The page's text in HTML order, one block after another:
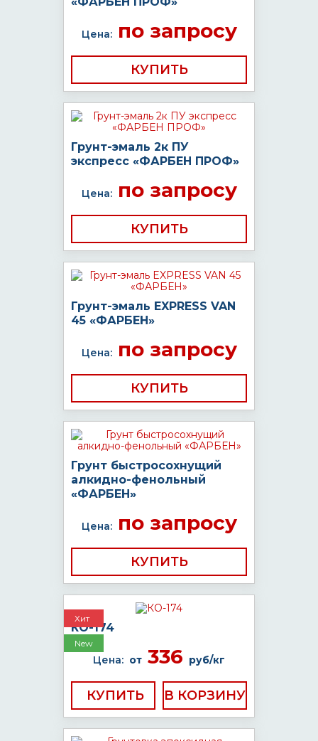
Цена:по запросу
КУПИТЬ
Грунт-эмаль 2к ПУ
экспресс «ФАРБЕН ПРОФ»
Цена:по запросу
КУПИТЬ
Грунт-эмаль EXPRESS VAN
45 «ФАРБЕН»
Цена:по запросу
КУПИТЬ
Грунт быстросохнущий
алкидно-фенольный
«ФАРБЕН»
Цена:по запросу
КУПИТЬ
Хит
New
КО-174
Цена: от 336 руб/кг
КУПИТЬ